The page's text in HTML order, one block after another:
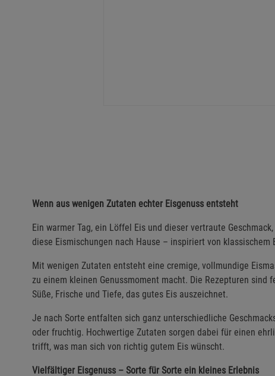
Wenn aus wenigen Zutaten echter Eisgenuss entsteht
Ein warmer Tag, ein Löffel Eis und dieser vertraute
diese Eismischungen nach Hause – inspiriert von klassischem
Mit wenigen Zutaten entsteht eine cremige, vollmundige
zu einem kleinen Genussmoment macht. Die Rezepturen
Süße, Frische und Tiefe, das gutes Eis auszeichnet.
Je nach Sorte entfalten sich ganz unterschiedliche
oder fruchtig. Hochwertige Zutaten sorgen dabei für einen
trifft, was man sich von richtig gutem Eis wünscht.
Vielfältiger Eisgenuss – Sorte für Sorte ein kleines Erlebnis